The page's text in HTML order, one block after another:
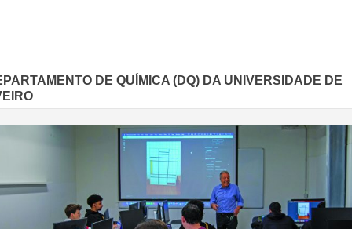
DE QUÍMICA (DQ) DA UNIVERSIDADE DE